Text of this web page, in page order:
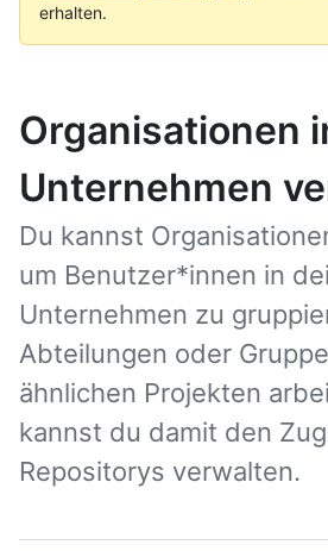
erhalten.
Organisationen
Unternehmen
Du kannst
um Benutzer*innen in
Unternehmen zu
Abteilungen oder
ähnlichen Projekten
kannst du damit den
Repositorys verwalten.